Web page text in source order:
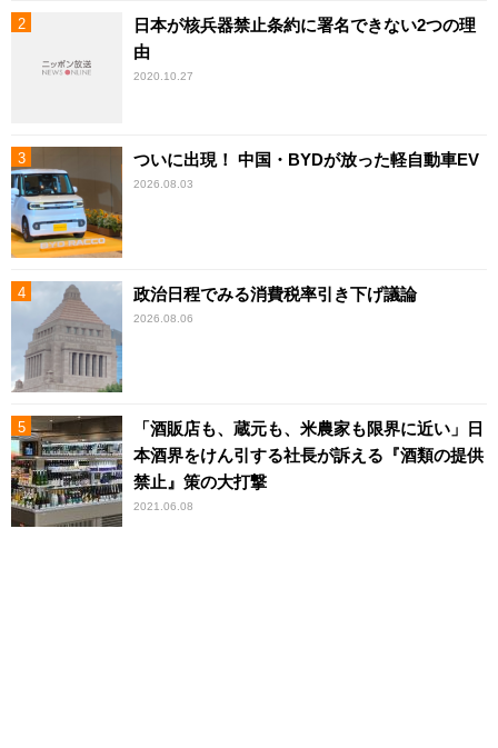
日本が核兵器禁止条約に署名できない2つの理
由
2020.10.27
ついに出現！ 中国・BYDが放った軽自動車EV
2026.08.03
政治日程でみる消費税率引き下げ議論
2026.08.06
「酒販店も、蔵元も、米農家も限界に近い」日
本酒界をけん引する社長が訴える『酒類の提供
禁止』策の大打撃
2021.06.08